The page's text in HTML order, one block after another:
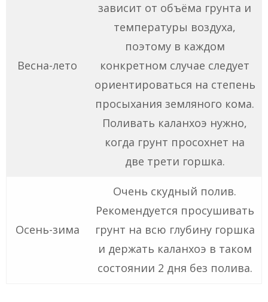
Весна-лето
зависит от объёма грунта и
температуры воздуха,
поэтому в каждом
конкретном случае следует
ориентироваться на степень
просыхания земляного кома.
Поливать каланхоэ нужно,
когда грунт просохнет на
две трети горшка.
Осень-зима
Очень скудный полив.
Рекомендуется просушивать
грунт на всю глубину горшка
и держать каланхоэ в таком
состоянии 2 дня без полива.